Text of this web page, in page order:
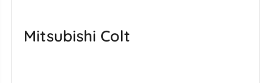
Mitsubishi Colt